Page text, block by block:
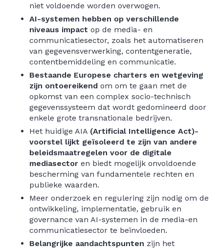
niet voldoende worden overwogen.
AI-systemen hebben op verschillende
niveaus impact op de media- en
communicatiesector, zoals het automatiseren
van gegevensverwerking, contentgeneratie,
contentbemiddeling en communicatie.
Bestaande Europese charters en wetgeving
zijn ontoereikend om om te gaan met de
opkomst van een complex socio-technisch
gegevenssysteem dat wordt gedomineerd door
enkele grote transnationale bedrijven.
Het huidige AIA (Artificial Intelligence Act)-
voorstel lijkt geïsoleerd te zijn van andere
beleidsmaatregelen voor de digitale
mediasector en biedt mogelijk onvoldoende
bescherming van fundamentele rechten en
publieke waarden.
Meer onderzoek en regulering zijn nodig om de
ontwikkeling, implementatie, gebruik en
governance van AI-systemen in de media-en
communicatiesector te beïnvloeden.
Belangrijke aandachtspunten zijn het